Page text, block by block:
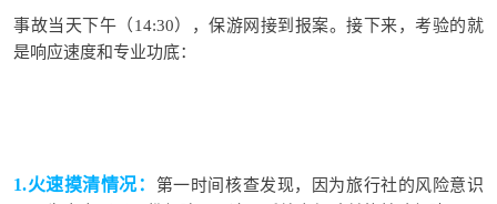
事故当天下午（14:30），保游网接到报案。接下来，考验的就
是响应速度和专业功底：
1.火速摸清情况：
第一时间核查发现，因为旅行社的风险意识